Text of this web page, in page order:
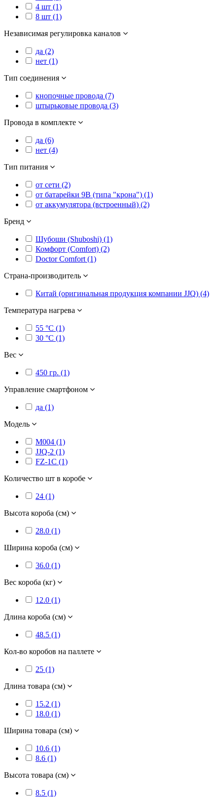
4 шт (1)
8 шт (1)
Независимая регулировка каналов
да (2)
нет (1)
Тип соединения
кнопочные провода (7)
штырьковые провода (3)
Провода в комплекте
да (6)
нет (4)
Тип питания
от сети (2)
от батарейки 9В (типа "крона") (1)
от аккумулятора (встроенный) (2)
Бренд
Шубоши (Shuboshi) (1)
Комфорт (Comfort) (2)
Doctor Comfort (1)
Страна-производитель
Китай (оригинальная продукция компании JJQ) (4)
Температура нагрева
55 °C (1)
30 °C (1)
Вес
450 гр. (1)
Управление смартфоном
да (1)
Модель
M004 (1)
JJQ-2 (1)
FZ-1C (1)
Количество шт в коробе
24 (1)
Высота короба (см)
28.0 (1)
Ширина короба (см)
36.0 (1)
Вес короба (кг)
12.0 (1)
Длина короба (см)
48.5 (1)
Кол-во коробов на паллете
25 (1)
Длина товара (см)
15.2 (1)
18.0 (1)
Ширина товара (см)
10.6 (1)
8.6 (1)
Высота товара (см)
8.5 (1)